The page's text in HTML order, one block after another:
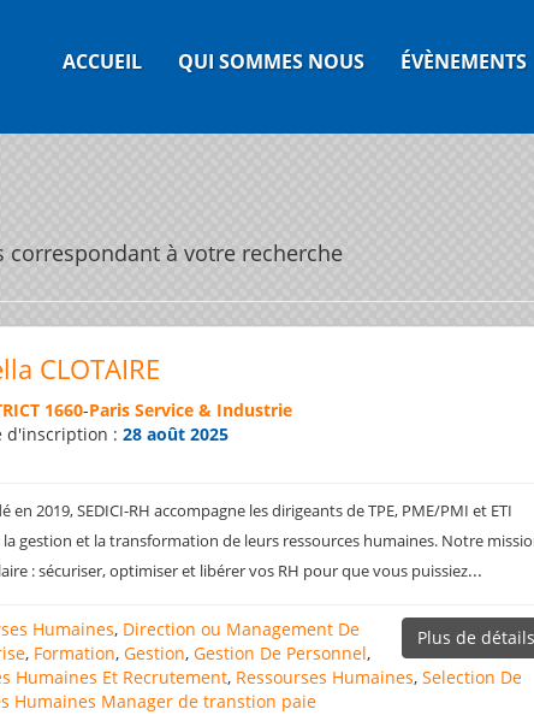
ACCUEIL QUI SOMMES NOUS ÉVÈNEMENTS
correspondant à votre recherche
CLOTAIRE
1660-Paris Service & Industrie
d'inscription :28 août 2025
en 2019, SEDICI-RH accompagne les dirigeants de TPE, PME/PMI et ETI
la gestion et la transformation de leurs ressources humaines. Notre
: sécuriser, optimiser et libérer vos RH pour que vous puissiez...
Plus de détails
Humaines, Direction ou Management De
, Formation, Gestion, Gestion De Personnel,
Humaines Et Recrutement, Ressourses Humaines, Selection De
Humaines Manager de transtion paie